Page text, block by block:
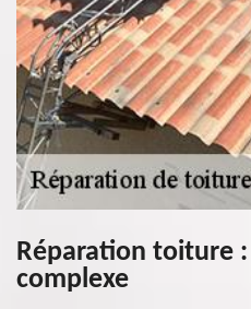
Réparation toiture
complexe